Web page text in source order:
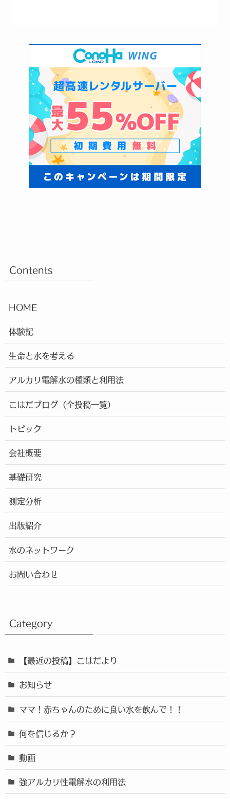
Contents
HOME
体験記
生命と水を考える
アルカリ電解水の種類と利用法
こはだブログ（全投稿一覧）
トピック
会社概要
基礎研究
測定分析
出版紹介
水のネットワーク
お問い合わせ
Category
【最近の投稿】こはだより
お知らせ
ママ！赤ちゃんのために良い水を飲んで！！
何を信じるか？
動画
強アルカリ性電解水の利用法